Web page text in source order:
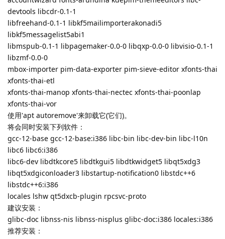
devtools libcdr-0.1-1
libfreehand-0.1-1 libkf5mailimporterakonadi5
libkf5messagelist5abi1
libmspub-0.1-1 libpagemaker-0.0-0 libqxp-0.0-0 libvisio-0.1-1
libzmf-0.0-0
mbox-importer pim-data-exporter pim-sieve-editor xfonts-thai
xfonts-thai-etl
xfonts-thai-manop xfonts-thai-nectec xfonts-thai-poonlap
xfonts-thai-vor
使用'apt autoremove'来卸载它(它们)。
将会同时安装下列软件：
gcc-12-base gcc-12-base:i386 libc-bin libc-dev-bin libc-l10n
libc6 libc6:i386
libc6-dev libdtkcore5 libdtkgui5 libdtkwidget5 libqt5xdg3
libqt5xdgiconloader3 libstartup-notification0 libstdc++6
libstdc++6:i386
locales lshw qt5dxcb-plugin rpcsvc-proto
建议安装：
glibc-doc libnss-nis libnss-nisplus glibc-doc:i386 locales:i386
推荐安装：